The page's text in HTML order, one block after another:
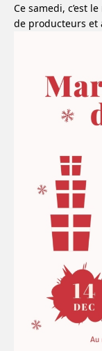
Ce samedi, c’est
de producteurs et